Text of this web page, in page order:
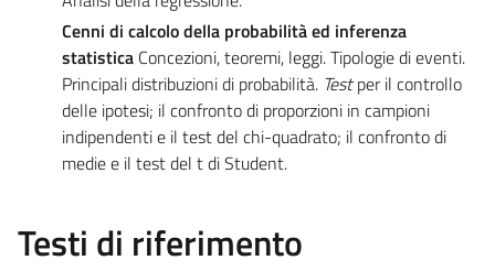
Cenni di calcolo della probabilità ed inferenza
statistica Concezioni, teoremi, leggi. Tipologie di eventi.
Principali distribuzioni di probabilità. Testper il controllo
delle ipotesi; il confronto di proporzioni in campioni
indipendenti e il test del chi-quadrato; il confronto di
medie e il test del t di Student.
Testi di riferimento